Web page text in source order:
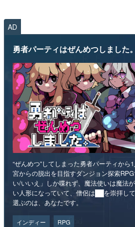
AD
勇者パーティはぜんめつしました。
“ぜんめつ”してしまった勇者パーティから
宮からの脱出を目指すダンジョン探索
い/いいえ」しか喋れず、魔法使いは魔法
い人形になっていて、僧侶は██を崇拝し
選ぶのは、あなたです。
インディー RPG